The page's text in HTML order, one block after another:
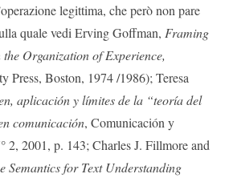
legittima, che però non pare
quale vedi Erving Goffman, Framing
Organization of Experience,
Press, Boston, 1974 /1986); Teresa
aplicación y límites de la “teoría del
comunicación, Comunicación y
2, 2001, p. 143; Charles J. Fillmore and
Semantics for Text Understanding